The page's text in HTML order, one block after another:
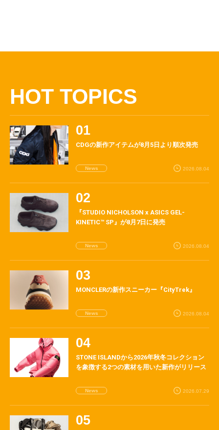
HOT TOPICS
CDGの新作アイテムが8月5日より順次発売
News 2026.08.04
『STUDIO NICHOLSON x ASICS GEL-
KINETIC™ SP』が8月7日に発売
News 2026.08.04
MONCLERの新作スニーカー『CityTrek』
News 2026.08.04
STONE ISLANDから2026年秋冬コレクション
を象徴する2つの素材を用いた新作がリリース
News 2026.07.29